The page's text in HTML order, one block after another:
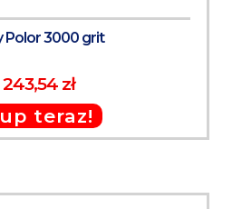
Polor 3000 grit
243,54 zł
teraz!